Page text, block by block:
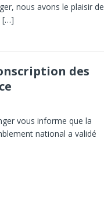
nous avons le plaisir de
[…]
des
vous informe que la
national a validé